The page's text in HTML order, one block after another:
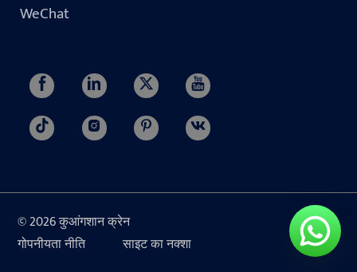
WeChat
© 2026 कुआंगशान क्रेन
गोपनीयता नीति
साइट का नक्शा